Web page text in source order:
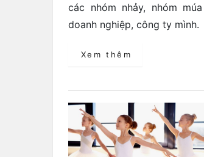
các nhóm nhảy, nhóm
doanh nghiệp, công ty mình.
Xem thêm